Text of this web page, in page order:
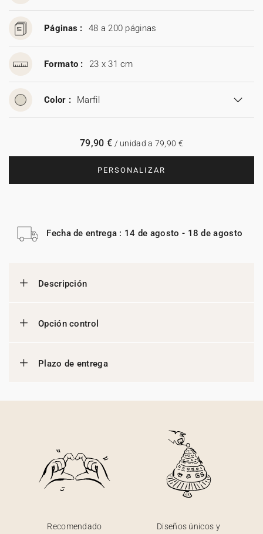
Páginas : 48 a 200 páginas
Formato : 23 x 31 cm
Color : Marfil
PERSONALIZAR
79,90 € / unidad a 79,90 €
Fecha de entrega : 14 de agosto - 18 de agosto
Descripción
Opción control
Plazo de entrega
Recomendado
Diseños únicos y